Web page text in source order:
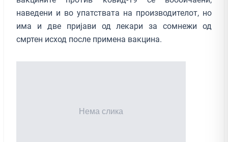
наведени и во упатствата на производителот, но
има и две пријави од лекари за сомнежи од
смртен исход после примена вакцина.